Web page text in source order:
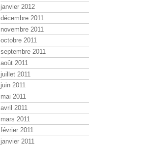
janvier 2012
décembre 2011
novembre 2011
octobre 2011
septembre 2011
août 2011
juillet 2011
juin 2011
mai 2011
avril 2011
mars 2011
février 2011
janvier 2011